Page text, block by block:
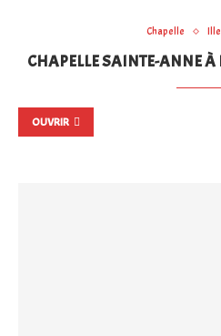
Chapelle
CHAPELLE SAINTE-ANNE
OUVRIR